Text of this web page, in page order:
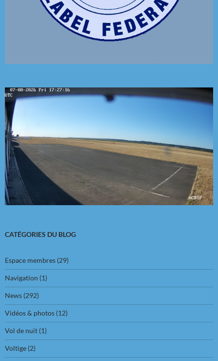
CATÉGORIES DU BLOG
Espace membres (29)
Navigation (1)
News (292)
Vidéos & photos (12)
Vol de nuit (1)
Voltige (2)